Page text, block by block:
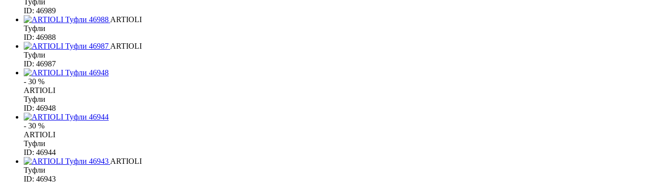
Туфли
ID: 46989
ARTIOLI
Туфли
ID: 46988
ARTIOLI
Туфли
ID: 46987
- 30 %
ARTIOLI
Туфли
ID: 46948
- 30 %
ARTIOLI
Туфли
ID: 46944
ARTIOLI
Туфли
ID: 46943